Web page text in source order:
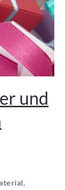
und